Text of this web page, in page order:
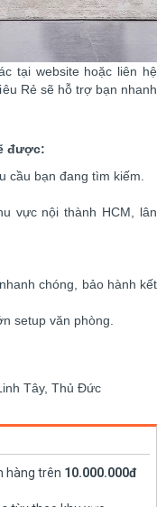
tại website hoặc liên hệ
Rẻ sẽ hỗ trợ bạn nhanh
được:
cầu bạn đang tìm kiếm.
vực nội thành HCM, lân
chóng, bảo hành kết
setup văn phòng.
Tây, Thủ Đức
hàng trên 10.000.000đ